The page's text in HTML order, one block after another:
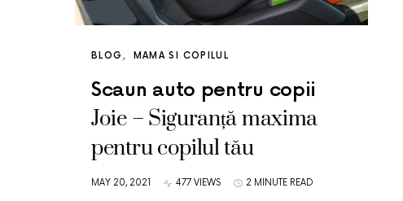
BLOG MAMA SI COPILUL
Scaun auto pentru copii
Joie – Siguranță maxima
pentru copilul tău
MAY 20, 2021 477 VIEWS 2 MINUTE READ